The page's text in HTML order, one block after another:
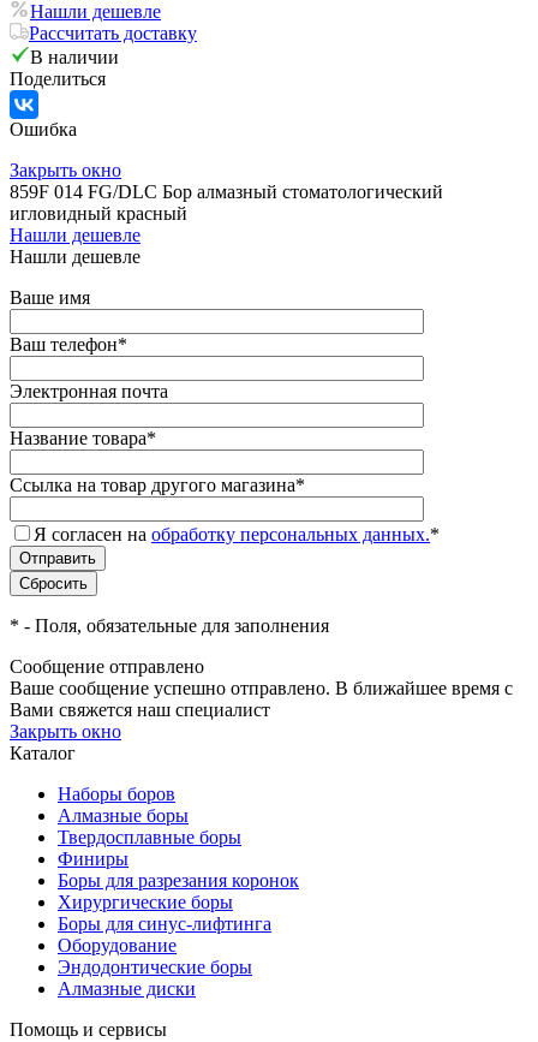
Нашли дешевле
Рассчитать доставку
В наличии
Поделиться
Ошибка
Закрыть окно
859F 014 FG/DLC Бор алмазный стоматологический
игловидный красный
Нашли дешевле
Нашли дешевле
Ваше имя
Ваш телефон*
Электронная почта
Название товара*
Ссылка на товар другого магазина*
Я согласен на обработку персональных данных.*
* - Поля, обязательные для заполнения
Сообщение отправлено
Ваше сообщение успешно отправлено. В ближайшее время с
Вами свяжется наш специалист
Закрыть окно
Каталог
Наборы боров
Алмазные боры
Твердосплавные боры
Финиры
Боры для разрезания коронок
Хирургические боры
Боры для синус-лифтинга
Оборудование
Эндодонтические боры
Алмазные диски
Помощь и сервисы